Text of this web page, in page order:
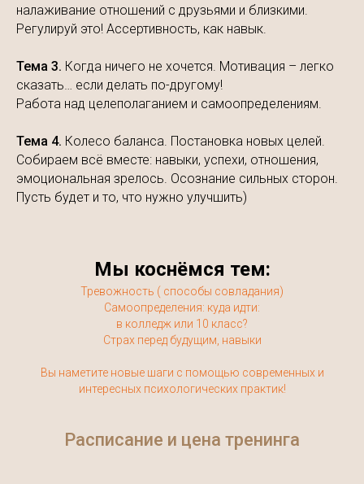
налаживание отношений с друзьями и близкими.
Регулируй это! Ассертивность, как навык.
Тема 3. Когда ничего не хочется. Мотивация – легко
сказать… если делать по-другому!
Работа над целеполаганием и самоопределениям.
Тема 4. Колесо баланса. Постановка новых целей.
Собираем всё вместе: навыки, успехи, отношения,
эмоциональная зрелось. Осознание сильных сторон.
Пусть будет и то, что нужно улучшить)
Мы коснёмся тем:
Тревожность ( способы совладания)
Самоопределения: куда идти:
в колледж или 10 класс?
Страх перед будущим, навыки
Вы наметите новые шаги с помощью современных и
интересных психологических практик!
Расписание и цена тренинга